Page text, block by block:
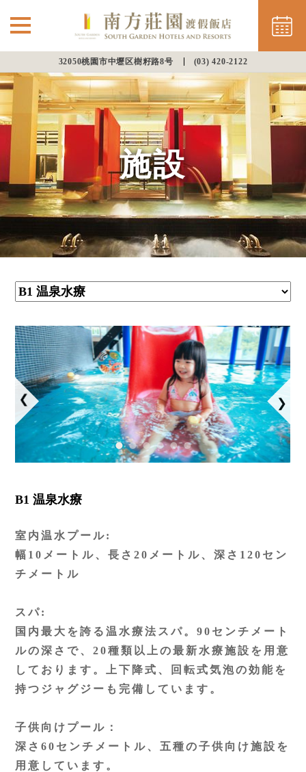
32050桃園市中壢区樹籽路8号 (03) 420-2122
部屋
レストラン
施設
LANGUAGE ⌵
オンラインショッピング
抬頭：樹籽股份有限公司桃園分公司
統編：28973757
施設
B1 温泉水療
室内温水プール:
幅10メートル、長さ20メートル、深さ120セン
チメートル
スパ:
国内最大を誇る温水療法スパ。90センチメート
ルの深さで、20種類以上の最新水療施設を用意
しております。上下降式、回転式気泡の効能を
持つジャグジーも完備しています。
子供向けプール：
深さ60センチメートル、五種の子供向け施設を
用意しています。